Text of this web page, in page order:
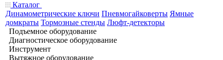
Каталог
Динамометрические ключи Пневмогайковерты Ямные
домкраты Тормозные стенды Люфт-детекторы
Подъемное оборудование
Диагностическое оборудование
Инструмент
Вытяжное оборудование